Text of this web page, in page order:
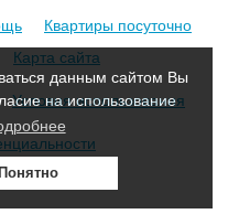
данным сайтом Вы
на использование
Понятно
Квартиры посуточно
Карта сайта
Условия использования